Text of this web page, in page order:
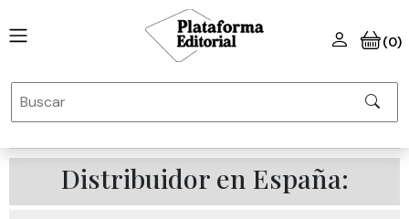
(0)
Distribuidor en España: